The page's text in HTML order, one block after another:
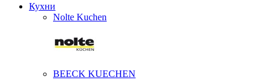
Кухни
Nolte Kuchen
BEECK KUECHEN